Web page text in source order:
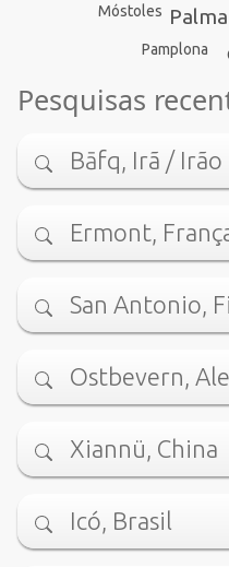
Móstoles
Pamplona
Pesquisas
Bāfq, Irã / Irão
Ermont,
San Antonio,
Ostbevern,
Xiannü, China
Icó, Brasil